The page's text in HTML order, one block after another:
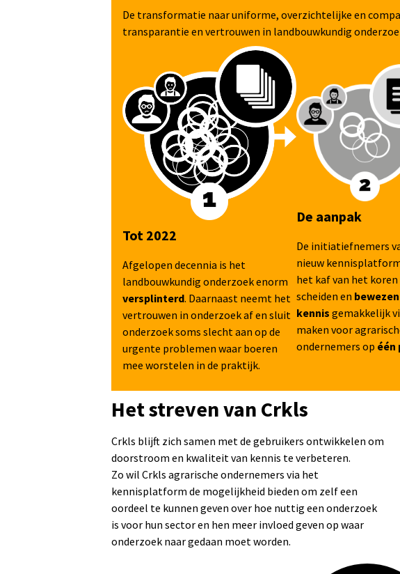
De transformatie naar uniforme, overzichtelijke en
transparantie en vertrouwen in landbouwkundig
Tot 2022
Afgelopen decennia is het
landbouwkundig onderzoek enorm
versplinterd. Daarnaast neemt het
vertrouwen in onderzoek af en sluit
onderzoek soms slecht aan op de
urgente problemen waar boeren
mee worstelen in de praktijk.
De aanpak
De initiatiefnemers
nieuw
het kaf van het koren
scheiden en bewezen
kennis gemakkelijk
maken voor
ondernemers op één
Het streven van Crkls
Crkls blijft zich samen met de gebruikers ontwikkelen om
doorstroom en kwaliteit van kennis te verbeteren.
Zo wil Crkls agrarische ondernemers via het
kennisplatform de mogelijkheid bieden om zelf een
oordeel te kunnen geven over hoe nuttig een onderzoek
is voor hun sector en hen meer invloed geven op waar
onderzoek naar gedaan moet worden.